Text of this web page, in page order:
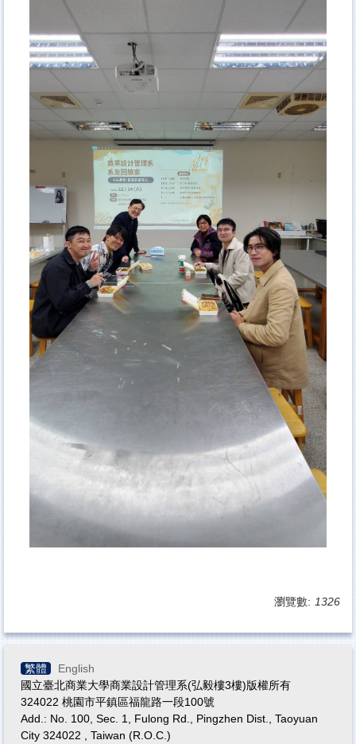
瀏覽數: 1326
繁體
English
國立臺北商業大學商業設計管理系(弘毅樓3樓)版權所有
324022 桃園市平鎮區福龍路一段100號
Add.: No. 100, Sec. 1, Fulong Rd., Pingzhen Dist., Taoyuan
City 324022 , Taiwan (R.O.C.)